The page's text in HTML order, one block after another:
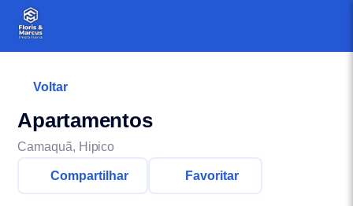
Voltar
Apartamentos
Camaquã, Hipico
Compartilhar Favoritar